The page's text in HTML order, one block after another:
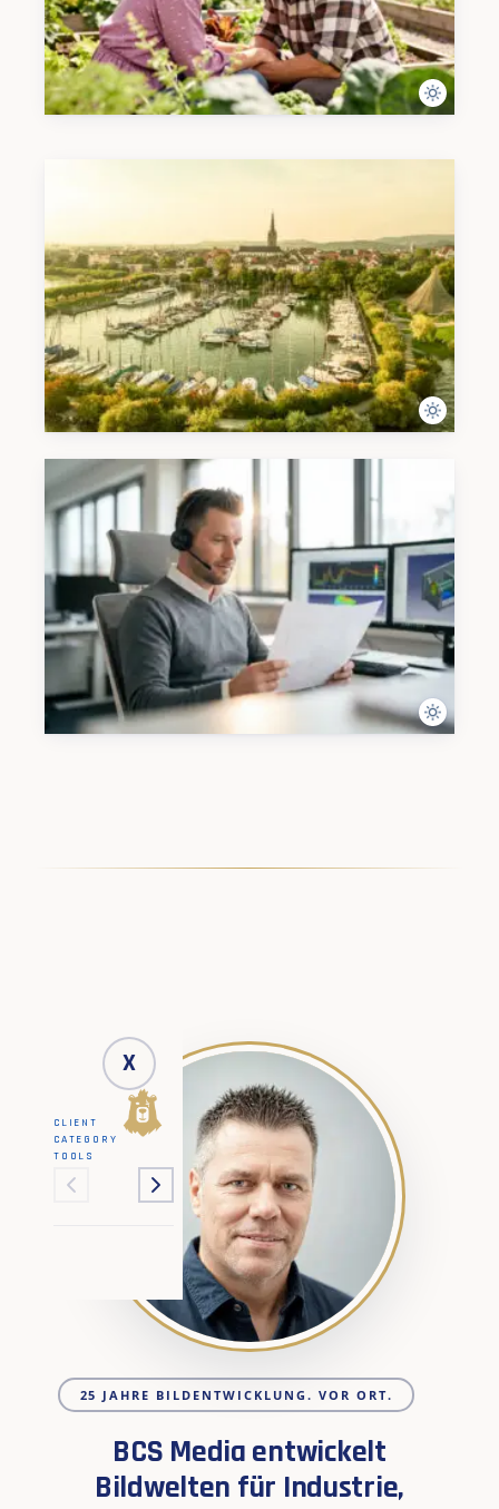
X
CLIENT
CATEGORY
TOOLS
25 JAHRE BILDENTWICKLUNG. VOR ORT.
BCS Media entwickelt
Bildwelten für Industrie,